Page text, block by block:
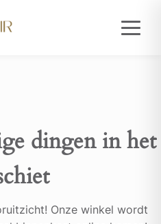
dingen in het
Onze winkel wordt